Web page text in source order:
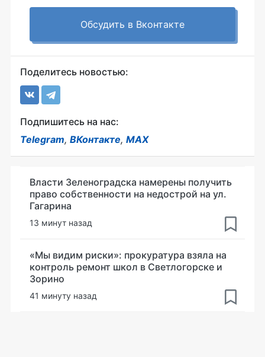
Обсудить в Вконтакте
Поделитесь новостью:
Подпишитесь на нас:
Telegram, ВКонтакте, MAX
Власти Зеленоградска намерены получить
право собственности на недострой на ул.
Гагарина
13 минут назад
«Мы видим риски»: прокуратура взяла на
контроль ремонт школ в Светлогорске и
Зорино
41 минуту назад